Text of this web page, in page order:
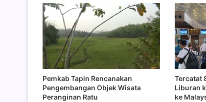
Pemkab Tapin Rencanakan
Pengembangan Objek Wisata
Peranginan Ratu
Tercatat
Liburan
ke